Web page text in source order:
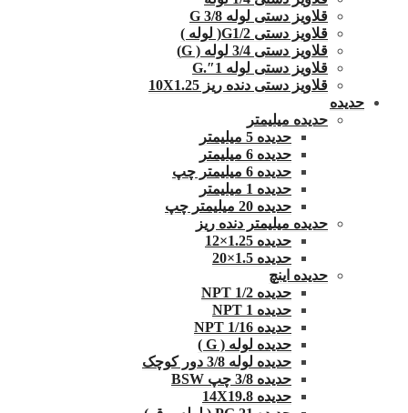
قلاویز دستی لوله G 3/8
قلاویز دستی G1/2( لوله )
قلاویز دستی 3/4 لوله ( G)
قلاویز دستی لوله 1″.G
قلاویز دستی دنده ریز 10X1.25
حدیده
حدیده میلیمتر
حدیده 5 میلیمتر
حدیده 6 میلیمتر
حدیده 6 میلیمتر چپ
حدیده 1 میلیمتر
حدیده 20 میلیمتر چپ
حدیده میلیمتر دنده ریز
حدیده 1.25×12
حدیده 1.5×20
حدیده اینچ
حدیده 1/2 NPT
حدیده NPT 1
حدیده 1/16 NPT
حدیده لوله ( G )
حدیده لوله 3/8 دور کوچک
حدیده 3/8 چپ BSW
حدیده 14X19.8